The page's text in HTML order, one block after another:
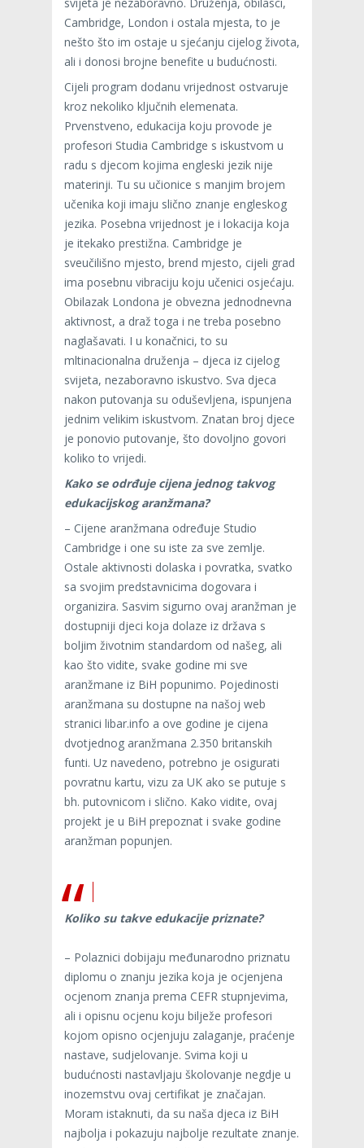
Cambridge, London i ostala mjesta, to je
nešto što im ostaje u sjećanju cijelog života,
ali i donosi brojne benefite u budućnosti.
Cijeli program dodanu vrijednost ostvaruje
kroz nekoliko ključnih elemenata.
Prvenstveno, edukacija koju provode je
profesori Studia Cambridge s iskustvom u
radu s djecom kojima engleski jezik nije
materinji. Tu su učionice s manjim brojem
učenika koji imaju slično znanje engleskog
jezika. Posebna vrijednost je i lokacija koja
je itekako prestižna. Cambridge je
sveučilišno mjesto, brend mjesto, cijeli grad
ima posebnu vibraciju koju učenici osjećaju.
Obilazak Londona je obvezna jednodnevna
aktivnost, a draž toga i ne treba posebno
naglašavati. I u konačnici, to su
mltinacionalna druženja – djeca iz cijelog
svijeta, nezaboravno iskustvo. Sva djeca
nakon putovanja su oduševljena, ispunjena
jednim velikim iskustvom. Znatan broj djece
je ponovio putovanje, što dovoljno govori
koliko to vrijedi.
Kako se odrđuje cijena jednog takvog
edukacijskog aranžmana?
– Cijene aranžmana određuje Studio
Cambridge i one su iste za sve zemlje.
Ostale aktivnosti dolaska i povratka, svatko
sa svojim predstavnicima dogovara i
organizira. Sasvim sigurno ovaj aranžman je
dostupniji djeci koja dolaze iz država s
boljim životnim standardom od našeg, ali
kao što vidite, svake godine mi sve
aranžmane iz BiH popunimo. Pojedinosti
aranžmana su dostupne na našoj web
stranici libar.info a ove godine je cijena
dvotjednog aranžmana 2.350 britanskih
funti. Uz navedeno, potrebno je osigurati
povratnu kartu, vizu za UK ako se putuje s
bh. putovnicom i slično. Kako vidite, ovaj
projekt je u BiH prepoznat i svake godine
aranžman popunjen.
Koliko su takve edukacije priznate?
– Polaznici dobijaju međunarodno priznatu
diplomu o znanju jezika koja je ocjenjena
ocjenom znanja prema CEFR stupnjevima,
ali i opisnu ocjenu koju bilježe profesori
kojom opisno ocjenjuju zalaganje, praćenje
nastave, sudjelovanje. Svima koji u
budućnosti nastavljaju školovanje negdje u
inozemstvu ovaj certifikat je značajan.
Moram istaknuti, da su naša djeca iz BiH
najbolja i pokazuju najbolje rezultate znanje.